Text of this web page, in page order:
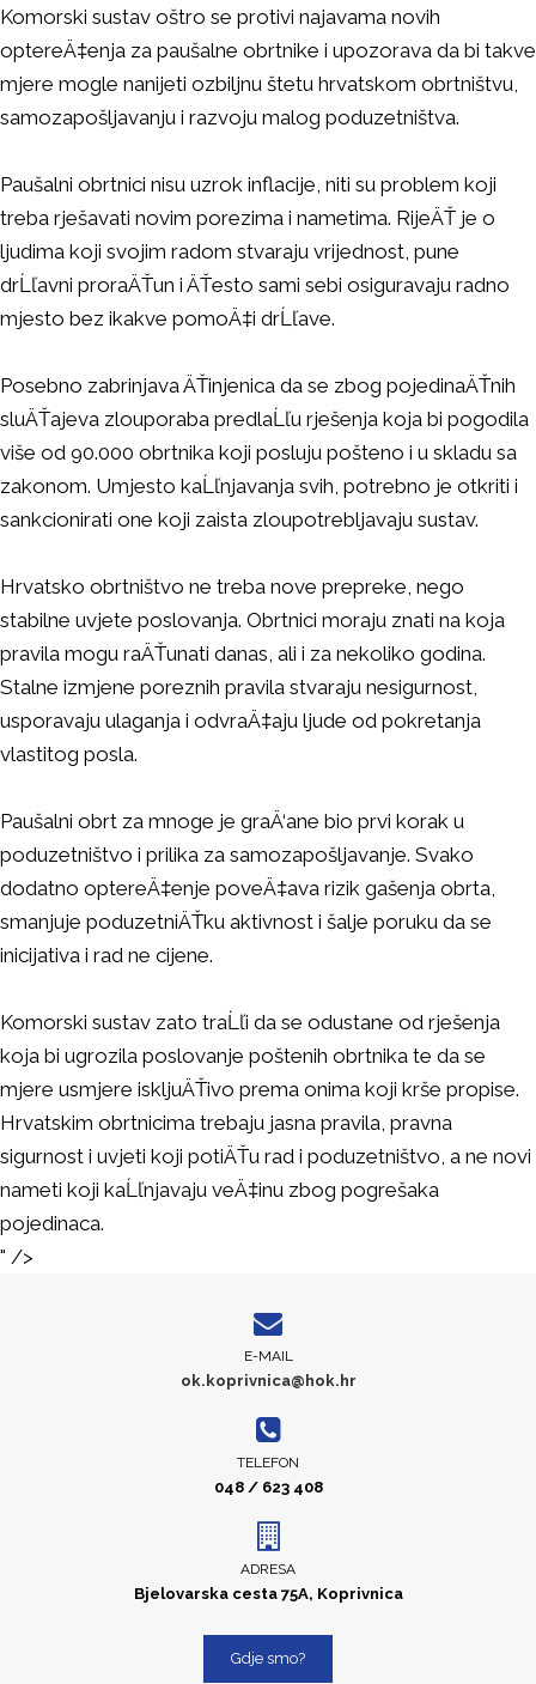
Komorski sustav oštro se protivi najavama novih
optereÄ‡enja za paušalne obrtnike i upozorava da bi takve
mjere mogle nanijeti ozbiljnu štetu hrvatskom obrtništvu,
samozapošljavanju i razvoju malog poduzetništva.
Paušalni obrtnici nisu uzrok inflacije, niti su problem koji
treba rješavati novim porezima i nametima. RijeÄŤ je o
ljudima koji svojim radom stvaraju vrijednost, pune
drĹľavni proraÄŤun i ÄŤesto sami sebi osiguravaju radno
mjesto bez ikakve pomoÄ‡i drĹľave.
Posebno zabrinjava ÄŤinjenica da se zbog pojedinaÄŤnih
sluÄŤajeva zlouporaba predlaĹľu rješenja koja bi pogodila
više od 90.000 obrtnika koji posluju pošteno i u skladu sa
zakonom. Umjesto kaĹľnjavanja svih, potrebno je otkriti i
sankcionirati one koji zaista zloupotrebljavaju sustav.
Hrvatsko obrtništvo ne treba nove prepreke, nego
stabilne uvjete poslovanja. Obrtnici moraju znati na koja
pravila mogu raÄŤunati danas, ali i za nekoliko godina.
Stalne izmjene poreznih pravila stvaraju nesigurnost,
usporavaju ulaganja i odvraÄ‡aju ljude od pokretanja
vlastitog posla.
Paušalni obrt za mnoge je graÄ‘ane bio prvi korak u
poduzetništvo i prilika za samozapošljavanje. Svako
dodatno optereÄ‡enje poveÄ‡ava rizik gašenja obrta,
smanjuje poduzetniÄŤku aktivnost i šalje poruku da se
inicijativa i rad ne cijene.
Komorski sustav zato traĹľi da se odustane od rješenja
koja bi ugrozila poslovanje poštenih obrtnika te da se
mjere usmjere iskljuÄŤivo prema onima koji krše propise.
Hrvatskim obrtnicima trebaju jasna pravila, pravna
sigurnost i uvjeti koji potiÄŤu rad i poduzetništvo, a ne novi
nameti koji kaĹľnjavaju veÄ‡inu zbog pogrešaka
pojedinaca.
" />
E-MAIL
ok.koprivnica@hok.hr
TELEFON
048 / 623 408
ADRESA
Bjelovarska cesta 75A, Koprivnica
Gdje smo?